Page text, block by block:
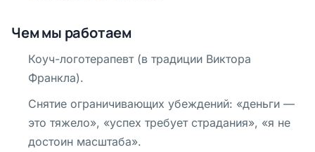
Чем мы работаем
Коуч-логотерапевт (в традиции Виктора
Франкла).
Снятие ограничивающих убеждений: «деньги —
это тяжело», «успех требует страдания», «я не
достоин масштаба».